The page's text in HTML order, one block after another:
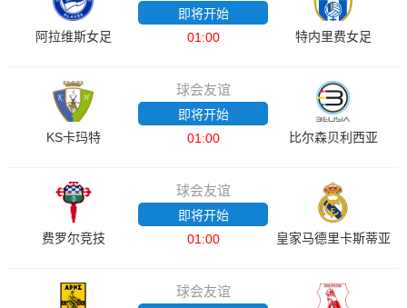
阿拉维斯女足
即将开始
01:00
特内里费女足
KS卡玛特
球会友谊
即将开始
01:00
比尔森贝利西亚
费罗尔竞技
球会友谊
即将开始
01:00
皇家马德里卡斯蒂亚
球会友谊